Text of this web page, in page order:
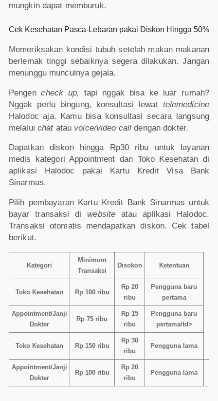
mungkin dapat memburuk.
Cek Kesehatan Pasca-Lebaran pakai Diskon Hingga 50%
Memeriksakan kondisi tubuh setelah makan makanan
berlemak tinggi sebaiknya segera dilakukan. Jangan
menunggu munculnya gejala.
Pengencheck up,tapi nggak bisa ke luar rumah?
Nggak perlu bingung, konsultasi lewat telemedicine
Halodoc aja. Kamu bisa konsultasi secara langsung
melalui chatatau voice/video call dengan dokter.
Dapatkan diskon hingga Rp30 ribu untuk layanan
medis kategori Appointment dan Toko Kesehatan di
aplikasi Halodoc pakai Kartu Kredit Visa Bank
Sinarmas.
Pilih pembayaran Kartu Kredit Bank Sinarmas untuk
bayar transaksi di website atau aplikasi Halodoc.
Transaksi otomatis mendapatkan diskon. Cek tabel
berikut.
Kategori
Minimum
Transaksi
Disokon Ketentuan
Toko Kesehatan Rp 100 ribu
Rp 20
ribu
Pengguna baru
pertama
Appointment/Janji
Dokter
Rp 75 ribu
Rp 15
ribu
Pengguna baru
pertama/td>
Toko Kesehatan Rp 150 ribu
Rp 30
ribu
Pengguna lama
Appointment/Janji
Dokter
Rp 100 ribu
Rp 20
ribu
Pengguna lama